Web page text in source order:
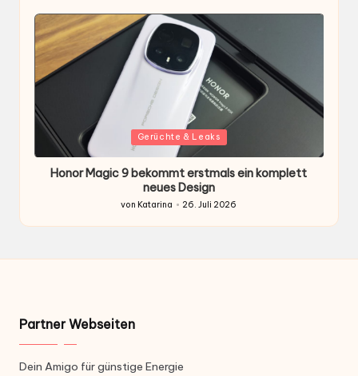
Gepostet
Gerüchte & Leaks
Honor Magic 9 bekommt erstmals ein komplett
neues Design
Gepostet
von
von Katarina 26. Juli 2026
Partner Webseiten
Dein Amigo für günstige Energie